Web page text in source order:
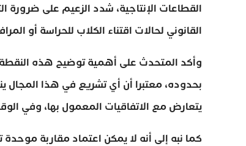
القطاعات الإنتاجية، شدد الزعيم على ضرورة
القانوني لحالات اقتناء الكلاب للحراسة أو
وأكد المتحدث على أهمية توضيح هذه النقطة
بحدوده، معتبرا أن أي تشريع في هذا المجال
يتعارض مع الاتفاقيات المعمول بها، وفي
كما نبه إلى أنه لا يمكن اعتماد مقاربة